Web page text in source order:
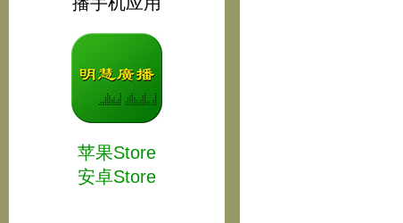
苹果Store
安卓Store